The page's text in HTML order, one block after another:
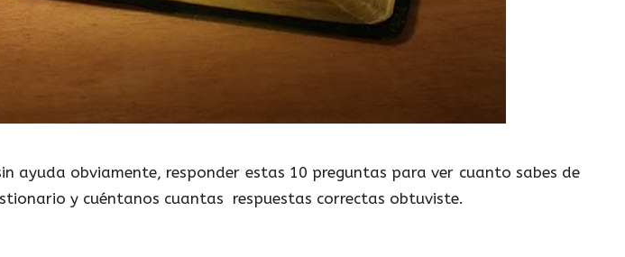
ayuda obviamente, responder estas 10 preguntas para ver cuanto sabes de
y cuéntanos cuantas respuestas correctas obtuviste.